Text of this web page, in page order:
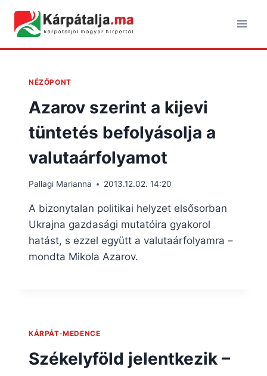
content
NÉZŐPONT
Azarov szerint a kijevi
tüntetés befolyásolja a
valutaárfolyamot
Pallagi Marianna 2013.12.02. 14:20
A bizonytalan politikai helyzet elsősorban
Ukrajna gazdasági mutatóira gyakorol
hatást, s ezzel együtt a valutaárfolyamra –
mondta Mikola Azarov.
KÁRPÁT-MEDENCE
Székelyföld jelentkezik –